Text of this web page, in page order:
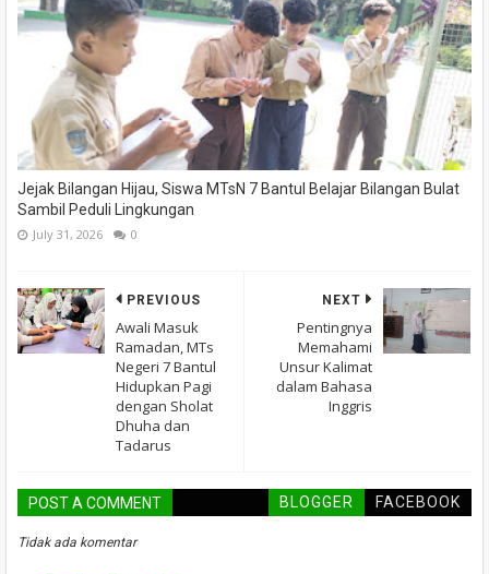
Jejak Bilangan Hijau, Siswa MTsN 7 Bantul Belajar Bilangan Bulat
Sambil Peduli Lingkungan
July 31, 2026 0
NEXT
Pentingnya
Memahami
Unsur Kalimat
dalam Bahasa
Inggris
PREVIOUS
Awali Masuk
Ramadan, MTs
Negeri 7 Bantul
Hidupkan Pagi
dengan Sholat
Dhuha dan
Tadarus
POST A COMMENT BLOGGER FACEBOOK
Tidak ada komentar